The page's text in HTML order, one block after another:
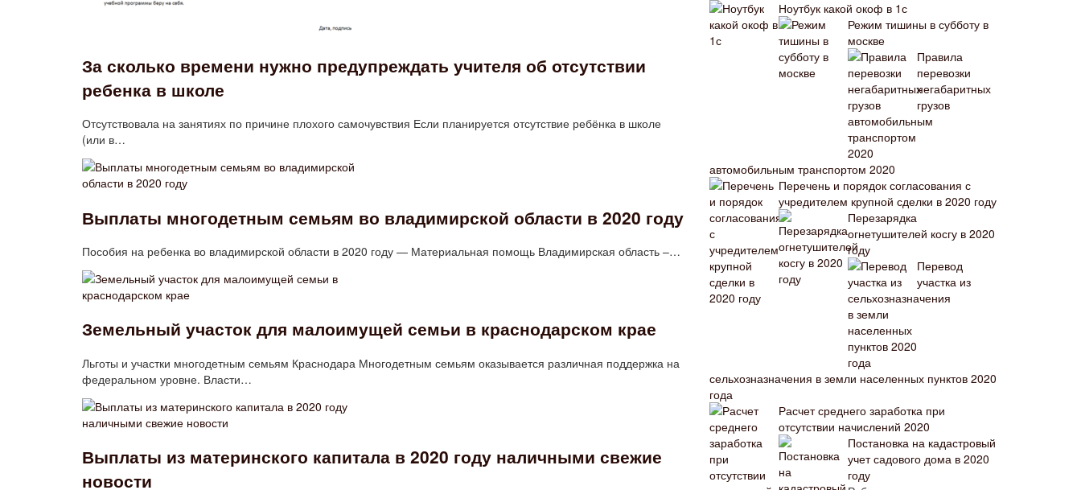
За сколько времени нужно предупреждать учителя об отсутствии
ребенка в школе
Отсутствовала на занятиях по причине плохого самочувствия Если планируется отсутствие ребёнка в школе
(или в…
Выплаты многодетным семьям во владимирской области в 2020 году
Пособия на ребенка во владимирской области в 2020 году — Материальная помощь Владимирская область –…
Земельный участок для малоимущей семьи в краснодарском крае
Льготы и участки многодетным семьям Краснодара Многодетным семьям оказывается различная поддержка на
федеральном уровне. Власти…
Выплаты из материнского капитала в 2020 году наличными свежие
новости
Ноутбук какой окоф в 1с
Режим тишины в субботу в
москве
Правила
перевозки
негабаритных
грузов
автомобильным транспортом 2020
Перечень и порядок согласования с
учредителем крупной сделки в 2020 году
Перезарядка
огнетушителей косгу в 2020
году
Перевод
участка из
сельхозназначения в земли населенных пунктов 2020
года
Расчет среднего заработка при
отсутствии начислений 2020
Постановка на кадастровый
учет садового дома в 2020
году